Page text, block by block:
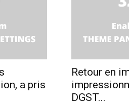
a pris
Retour en
DGST...